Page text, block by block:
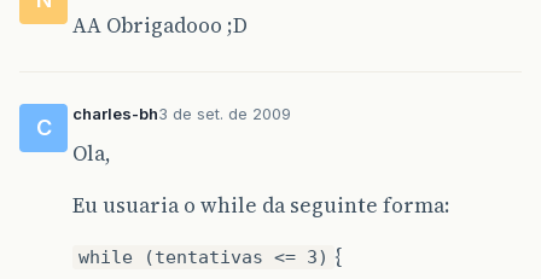
AA Obrigadooo ;D
C
charles-bh3 de set. de 2009
Ola,
Eu usuaria o while da seguinte forma:
while (tentativas <= 3) {